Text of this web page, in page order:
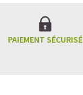
PAIEMENT SÉCURISÉ